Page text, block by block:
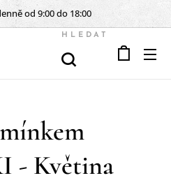
od 9:00 do 18:00
HLEDAT
- Květina